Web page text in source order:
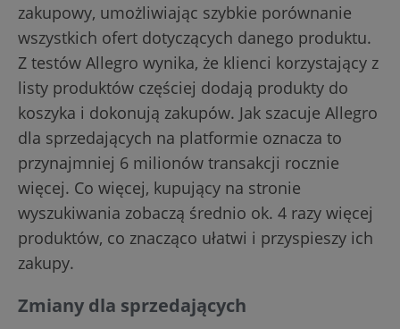
zakupowy, umożliwiając szybkie porównanie
wszystkich ofert dotyczących danego produktu.
Z testów Allegro wynika, że klienci korzystający z
listy produktów częściej dodają produkty do
koszyka i dokonują zakupów. Jak szacuje Allegro
dla sprzedających na platformie oznacza to
przynajmniej 6 milionów transakcji rocznie
więcej. Co więcej, kupujący na stronie
wyszukiwania zobaczą średnio ok. 4 razy więcej
produktów, co znacząco ułatwi i przyspieszy ich
zakupy.
Zmiany dla sprzedających